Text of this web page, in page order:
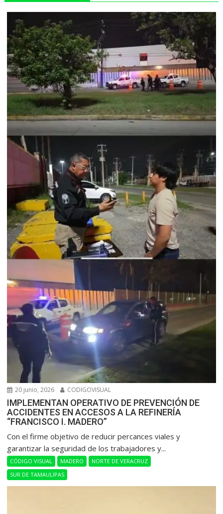
20 junio, 2026 CODIGOVISUAL
IMPLEMENTAN OPERATIVO DE PREVENCIÓN DE
ACCIDENTES EN ACCESOS A LA REFINERÍA
“FRANCISCO I. MADERO”
Con el firme objetivo de reducir percances viales y
garantizar la seguridad de los trabajadores y...
CÓDIGO VISUAL MADERO
NORTE DE VERACRUZ
SUR DE TAMAULIPAS